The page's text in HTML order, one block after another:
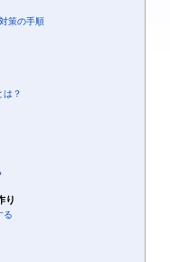
策の手順
は？
り
る